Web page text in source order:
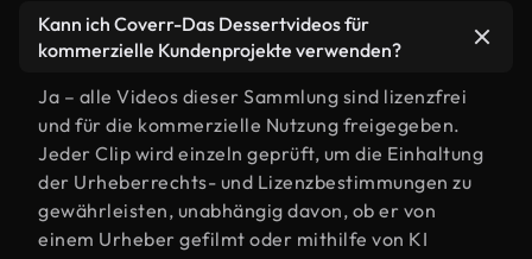
Kann ich Coverr-Das Dessertvideos für
kommerzielle Kundenprojekte verwenden?
Ja – alle Videos dieser Sammlung sind lizenzfrei
und für die kommerzielle Nutzung freigegeben.
Jeder Clip wird einzeln geprüft, um die Einhaltung
der Urheberrechts- und Lizenzbestimmungen zu
gewährleisten, unabhängig davon, ob er von
einem Urheber gefilmt oder mithilfe von KI